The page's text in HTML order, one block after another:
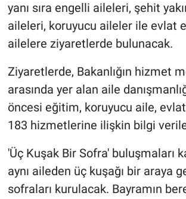
yanı sıra engelli aileleri, şehit
aileleri, koruyucu aileler ile evlat
ailelere ziyaretlerde bulunacak.
Ziyaretlerde, Bakanlığın hizmet
arasında yer alan aile
öncesi eğitim, koruyucu aile,
183 hizmetlerine ilişkin bilgi
'Üç Kuşak Bir Sofra' buluşmaları
aynı aileden üç kuşağı bir araya
sofraları kurulacak. Bayramın